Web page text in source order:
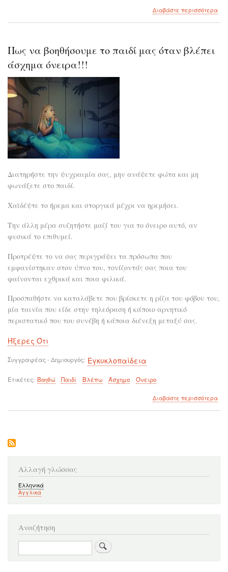
Διαβάστε περισσότεραγια
Πως να βοηθήσουμε το παιδί μας όταν βλέπει
άσχημα όνειρα!!!
Διατηρήστε την ψυχραιμία σας, μην ανάψετε φώτα και μη
φωνάξετε στο παιδί.
Χαϊδέψτε το ήρεμα και στοργικά μέχρι να ηρεμήσει.
Την άλλη μέρα συζητήστε μαζί του για το όνειρο αυτό, αν
φυσικά το επιθυμεί.
Προτρέψτε το να σας περιγράψει τα πρόσωπα που
εμφανίστηκαν στον ύπνο του, τονίζοντάς σας ποια του
φαίνονται εχθρικά και ποια φιλικά.
Προσπαθήστε να καταλάβετε που βρίσκετε η ρίζα του φόβου του,
μία ταινία που είδε στην τηλεόραση ή κάποιο αρνητικό
περιστατικό που του συνέβη ή κάποια διένεξη μεταξύ σας.
Ήξερες Ότι
Συγγραφέας - Δημιουργός Εγκυκλοπαίδεια
Ετικέτες Βοηθώ Παιδί Βλέπω Άσχημο Όνειρο
Διαβάστε περισσότεραγια
Αλλαγή γλώσσας
Ελληνικά
Αγγλικά
Αναζήτηση
Αναζήτηση